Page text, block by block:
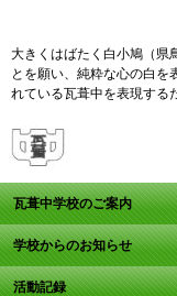
大きくはばたく白小鳩（県
とを願い、純粋な心の白を
れている瓦葺中を表現する
瓦葺中学校のご案内
学校からのお知らせ
活動記録